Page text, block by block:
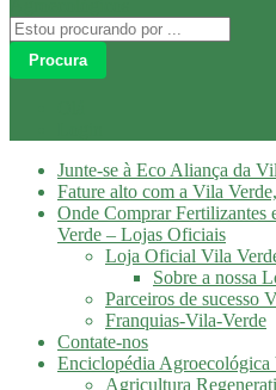
Procura
Junte-se à Eco Aliança da
Fature alto com a Vila
Onde Comprar Fertilizantes
Verde – Lojas Oficiais
Loja Oficial Vila
Sobre a nossa
Parceiros de sucesso
Franquias-Vila-Verde
Contate-nos
Enciclopédia Agroecológica
Agricultura